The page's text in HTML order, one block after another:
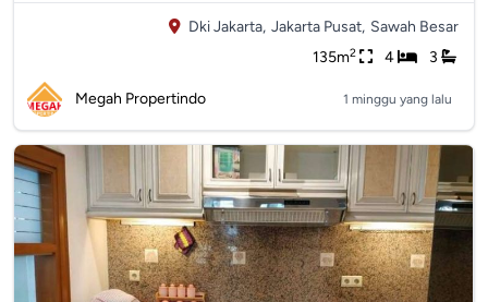
Dki Jakarta, Jakarta Pusat, Sawah Besar
135m2 4 3
Megah Propertindo 1 minggu yang lalu